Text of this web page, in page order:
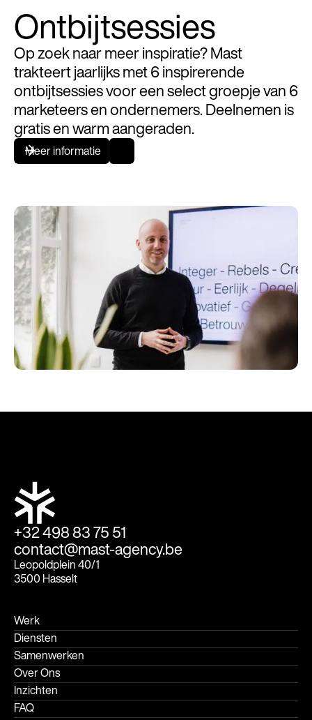
Ontbijtsessies
Op zoek naar meer inspiratie? Mast
trakteert jaarlijks met 6 inspirerende
ontbijtsessies voor een select groepje van 6
marketeers en ondernemers. Deelnemen is
gratis en warm aangeraden.
Meer informatie
+32 498 83 75 51
contact@mast-agency.be
Leopoldplein 40/1
3500 Hasselt
Werk
Diensten
Samenwerken
Over Ons
Inzichten
FAQ